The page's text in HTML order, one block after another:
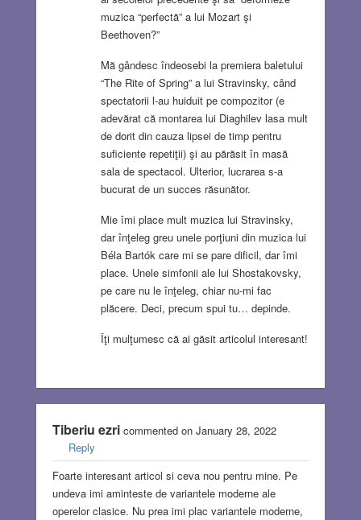
muzica “perfectă” a lui Mozart şi
Beethoven?”
Mă gândesc îndeosebi la premiera baletului
“The Rite of Spring” a lui Stravinsky, când
spectatorii l-au huiduit pe compozitor (e
adevărat că montarea lui Diaghilev lasa mult
de dorit din cauza lipsei de timp pentru
suficiente repetiţii) şi au părăsit în masă
sala de spectacol. Ulterior, lucrarea s-a
bucurat de un succes răsunător.
Mie îmi place mult muzica lui Stravinsky,
dar înţeleg greu unele porţiuni din muzica lui
Béla Bartók care mi se pare dificil, dar îmi
place. Unele simfonii ale lui Shostakovsky,
pe care nu le înţeleg, chiar nu-mi fac
plăcere. Deci, precum spui tu… depinde.
Îţi mulţumesc că ai găsit articolul interesant!
Tiberiu ezricommented on January 28, 2022
Reply
Foarte interesant articol si ceva nou pentru mine. Pe
undeva imi aminteste de variantele moderne ale
operelor clasice. Nu prea imi plac variantele moderne,